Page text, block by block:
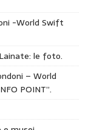
-World Swift
le foto.
– World
POINT”.